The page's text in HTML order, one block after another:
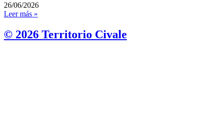
26/06/2026
Leer más »
© 2026 Territorio Civale